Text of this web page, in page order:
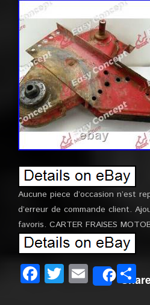
Aucune piece d’occasion n’est
d’erreur de commande client.
favoris. CARTER FRAISES
Facebook
Twitter
Email